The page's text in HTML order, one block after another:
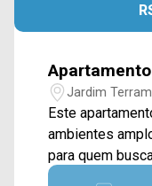
Jardim
Este
ambientes
para quem
dia. A área social conta com sala de estar e de